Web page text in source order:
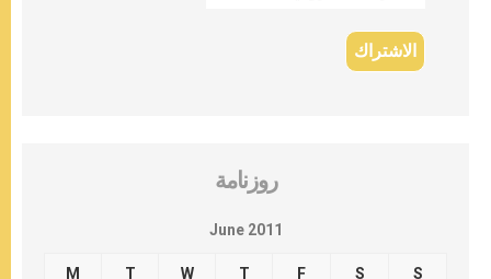
روزنامة
June 2011
M T W T F S S